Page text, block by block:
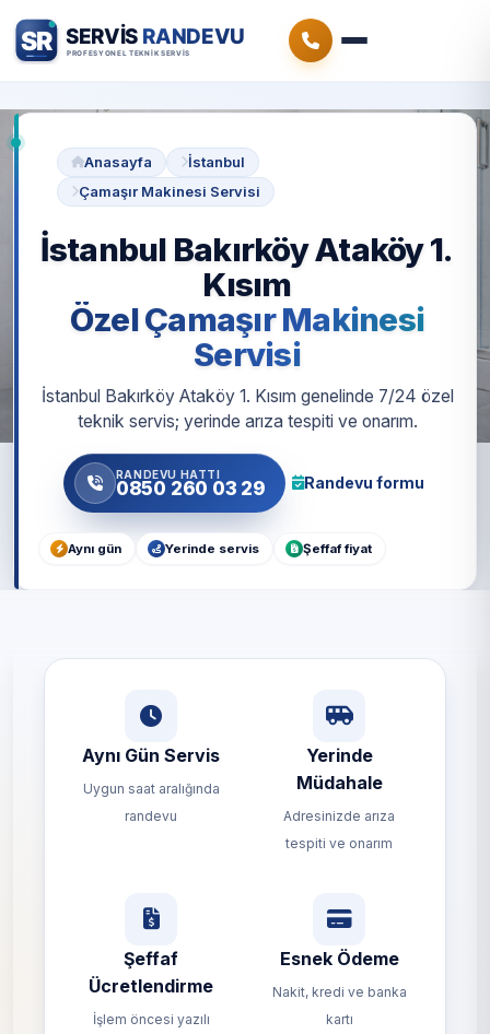
Anasayfa
İstanbul
Çamaşır Makinesi Servisi
İstanbul Bakırköy Ataköy 1.
Kısım
Özel Çamaşır Makinesi
Servisi
İstanbul Bakırköy Ataköy 1. Kısım genelinde 7/24 özel
teknik servis; yerinde arıza tespiti ve onarım.
RANDEVU HATTI
0850 260 03 29 Randevu formu
Aynı gün Yerinde servis Şeffaf fiyat
Aynı Gün Servis
Uygun saat aralığında
randevu
Yerinde
Müdahale
Adresinizde arıza
tespiti ve onarım
Şeffaf
Ücretlendirme
İşlem öncesi yazılı
Esnek Ödeme
Nakit, kredi ve banka
kartı